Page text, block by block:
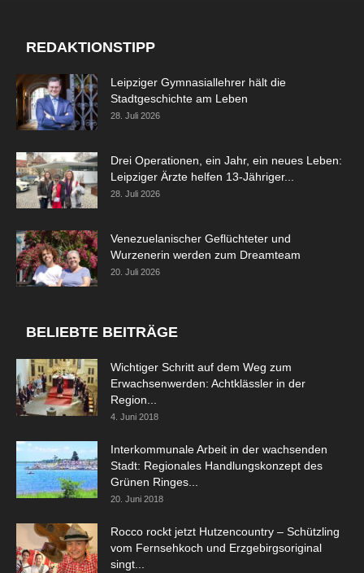
REDAKTIONSTIPP
Leipziger Gymnasiallehrer hält die
Stadtgeschichte am Leben
28. Juli 2026
Drei Operationen, ein Jahr, ein neues Leben:
Leipziger Ärzte helfen 13-Jähriger...
28. Juli 2026
Venezuelanischer Geflüchteter und
Wurzenerin werden zum Dreamteam
20. Juli 2026
BELIEBTE BEITRÄGE
Wichtiger Schritt auf dem Weg zum
Erwachsenwerden: Achtklässler in der
Region...
4. Juni 2018
Interkommunale Arbeit in der wachsenden
Stadt: Regionales Handlungskonzept des
Grünen Ringes...
20. Juni 2018
Rocco rockt jetzt Hutzencountry – Schützling
vom Fernsehkoch und Erzgebirgsoriginal
singt...